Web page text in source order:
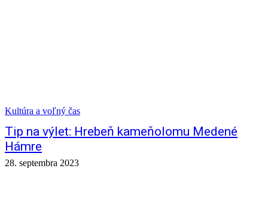
Kultúra a voľný čas
Tip na výlet: Hrebeň kameňolomu Medené
Hámre
28. septembra 2023